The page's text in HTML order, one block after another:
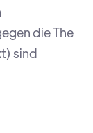
die The
sind